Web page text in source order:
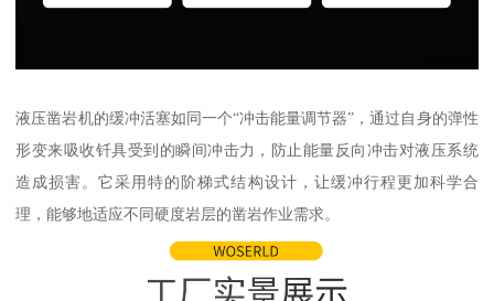
液压凿岩机的缓冲活塞如同一个“冲击能量调节器”，通过自身的弹性
形变来吸收钎具受到的瞬间冲击力，防止能量反向冲击对液压系统
造成损害。它采用特的阶梯式结构设计，让缓冲行程更加科学合
理，能够地适应不同硬度岩层的凿岩作业需求。